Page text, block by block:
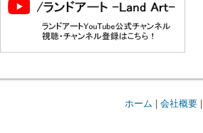
ホーム | 会社概要|